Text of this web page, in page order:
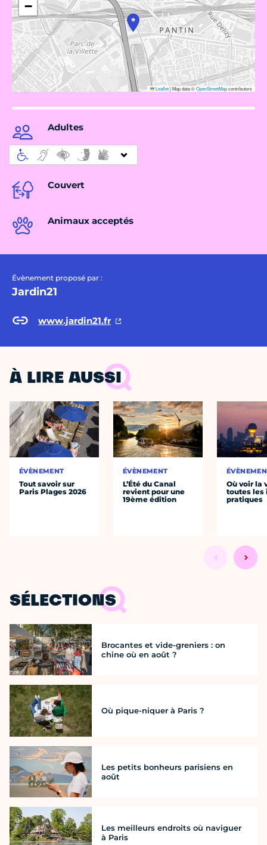
−
Leaflet|Map data ©OpenStreetMapcontributors
Adultes
Couvert
Animaux acceptés
Évènement proposé par :
Jardin21
www.jardin21.fr
À LIRE AUSSI
ÉVÈNEMENT
Tout savoir sur
Paris Plages 2026
ÉVÈNEMENT
L’Été du Canal
revient pour une
19ème édition
Où voir la
toutes les
pratiques
SÉLECTIONS
Brocantes et vide-greniers : on
chine où en août ?
Où pique-niquer à Paris ?
Les petits bonheurs parisiens en
août
Les meilleurs endroits où naviguer
à Paris